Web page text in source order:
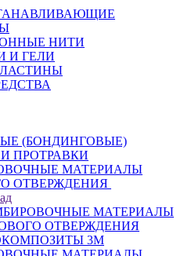
НИТИ
И ГЕЛИ
(БОНДИНГОВЫЕ)
ПРОТРАВКИ
МАТЕРИАЛЫ
ОТВЕРЖДЕНИЯ
МАТЕРИАЛЫ
ОТВЕРЖДЕНИЯ
3М